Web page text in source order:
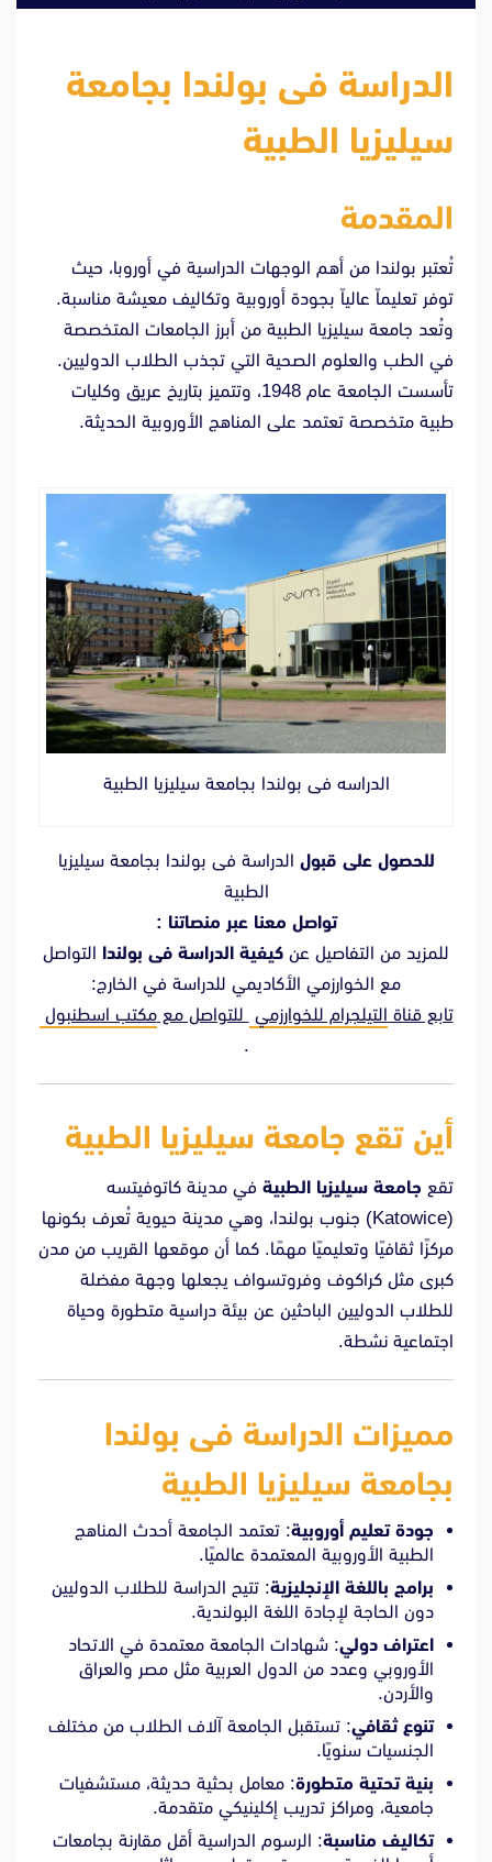
الدراسة فى بولندا بجامعة
سيليزيا الطبية
المقدمة
تُعتبر بولندا من أهم الوجهات الدراسية في أوروبا، حيث
توفر تعليماً عالياً بجودة أوروبية وتكاليف معيشة مناسبة.
وتُعد جامعة سيليزيا الطبية من أبرز الجامعات المتخصصة
في الطب والعلوم الصحية التي تجذب الطلاب الدوليين.
تأسست الجامعة عام 1948، وتتميز بتاريخ عريق وكليات
طبية متخصصة تعتمد على المناهج الأوروبية الحديثة.
الدراسه فى بولندا بجامعة سيليزيا الطبية
للحصول على قبول الدراسة فى بولندا بجامعة سيليزيا
الطبية
تواصل معنا عبر منصاتنا :
للمزيد من التفاصيل عن كيفية الدراسة فى بولندا التواصل
مع الخوارزمي الأكاديمي للدراسة في الخارج:
تابع قناة التيلجرام للخوارزمي للتواصل معمكتب اسطنبول
.
أين تقع جامعة سيليزيا الطبية
تقع جامعة سيليزيا الطبية في مدينة كاتوفيتسه
(Katowice) جنوب بولندا، وهي مدينة حيوية تُعرف بكونها
مركزًا ثقافيًا وتعليميًا مهمًا. كما أن موقعها القريب من مدن
كبرى مثل كراكوف وفروتسواف يجعلها وجهة مفضلة
للطلاب الدوليين الباحثين عن بيئة دراسية متطورة وحياة
اجتماعية نشطة.
مميزات الدراسة فى بولندا
بجامعة سيليزيا الطبية
جودة تعليم أوروبية: تعتمد الجامعة أحدث المناهج
الطبية الأوروبية المعتمدة عالميًا.
برامج باللغة الإنجليزية: تتيح الدراسة للطلاب الدوليين
دون الحاجة لإجادة اللغة البولندية.
اعتراف دولي: شهادات الجامعة معتمدة في الاتحاد
الأوروبي وعدد من الدول العربية مثل مصر والعراق
والأردن.
تنوع ثقافي: تستقبل الجامعة آلاف الطلاب من مختلف
الجنسيات سنويًا.
بنية تحتية متطورة: معامل بحثية حديثة، مستشفيات
جامعية، ومراكز تدريب إكلينيكي متقدمة.
تكاليف مناسبة: الرسوم الدراسية أقل مقارنة بجامعات